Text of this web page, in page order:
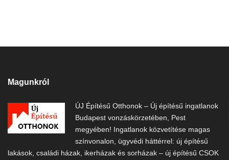
Magunkról
ÚJ Építésű Otthonok – Új építésű ingatlanok
Budapest vonzáskörzetében, Pest
megyében! Ingatlanok közvetítése magas
színvonalon, ügyvédi háttérrel: új építésű
lakások, családi házak, ikerházak és sorházak – új építésű CSOK